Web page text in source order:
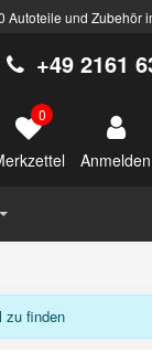
Autoteile und Zubehör
+49 2161
0
Anmelden
zu finden